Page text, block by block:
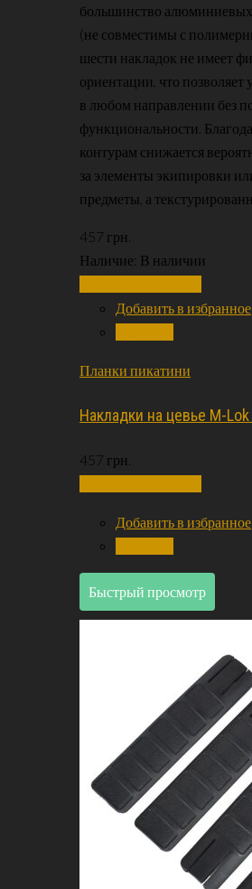
большинство
(не совместимы с
шести накладок не имеет
ориентации, что позволяет
в любом направлении без
функциональности.
контурам снижается
за элементы экипировки
предметы, а
457 грн.
Наличие: В наличии
Добавить в избранное
Планки пикатини
Накладки на цевье M-
457 грн.
Добавить в избранное
Быстрый просмотр